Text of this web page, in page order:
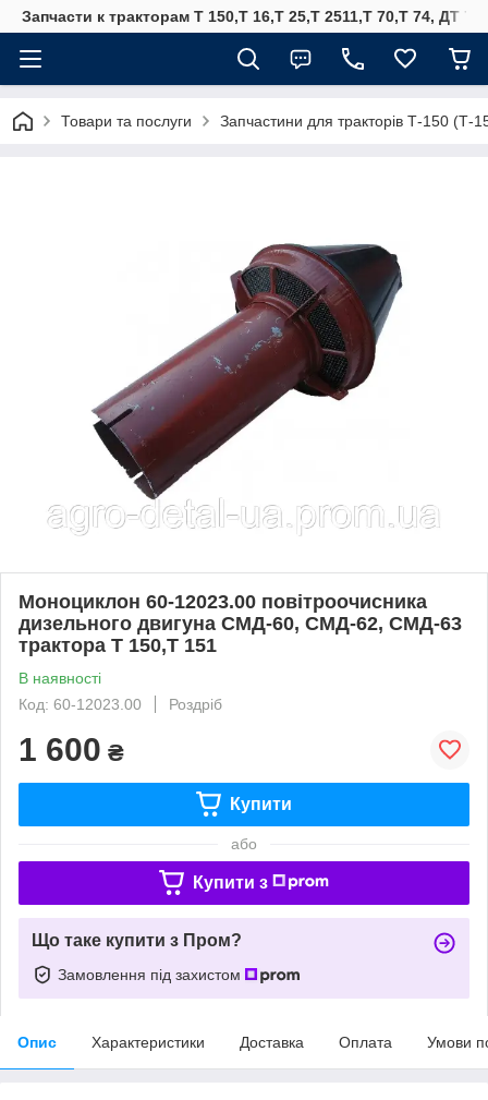
Запчасти к тракторам Т 150,Т 16,Т 25,Т 2511,Т 70,Т 74, ДТ
Товари та послуги Запчастини для тракторів Т-150
Моноциклон 60-12023.00 повітроочисника
дизельного двигуна СМД-60, СМД-62, СМД-63
трактора Т 150,Т 151
В наявності
Код: 60-12023.00
Роздріб
1 600 ₴
Купити
або
Купити з
Що таке купити з Пром?
Замовлення під захистом
Опис Характеристики Доставка Оплата Умови